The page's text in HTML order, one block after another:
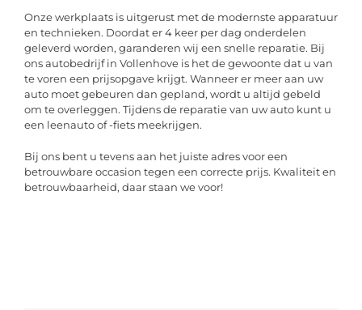
Onze werkplaats is uitgerust met de modernste apparatuur
en technieken. Doordat er 4 keer per dag onderdelen
geleverd worden, garanderen wij een snelle reparatie. Bij
ons autobedrijf in Vollenhove is het de gewoonte dat u van
te voren een prijsopgave krijgt. Wanneer er meer aan uw
auto moet gebeuren dan gepland, wordt u altijd gebeld
om te overleggen. Tijdens de reparatie van uw auto kunt u
een leenauto of -fiets meekrijgen.
Bij ons bent u tevens aan het juiste adres voor een
betrouwbare occasion tegen een correcte prijs. Kwaliteit en
betrouwbaarheid, daar staan we voor!